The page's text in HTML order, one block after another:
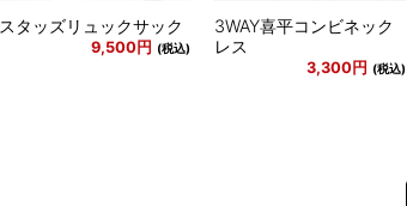
スタッズリュックサック
9,500円 (税込)
3WAY喜平コンビネック
レス
3,300円 (税込)